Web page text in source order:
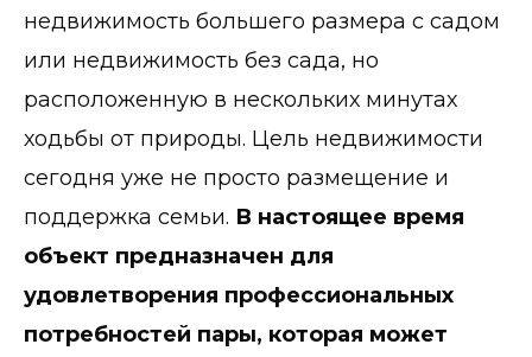
недвижимость большего размера с садом
или недвижимость без сада, но
расположенную в нескольких минутах
ходьбы от природы. Цель недвижимости
сегодня уже не просто размещение и
поддержка семьи. В настоящее время
объект предназначен для
удовлетворения профессиональных
потребностей пары, которая может